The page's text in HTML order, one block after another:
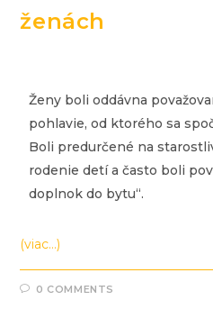
ženách
Ženy boli oddávna
pohlavie, od ktorého sa
Boli predurčené na
rodenie detí a často boli
doplnok do bytu“.
(viac…)
0 COMMENTS